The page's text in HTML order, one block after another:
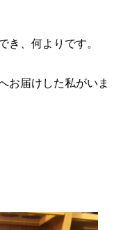
き、何よりです。
お届けした私がいま